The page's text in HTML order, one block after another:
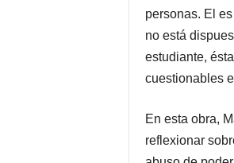
personas. El
no está
estudiante,
cuestionables
En esta obra,
reflexionar